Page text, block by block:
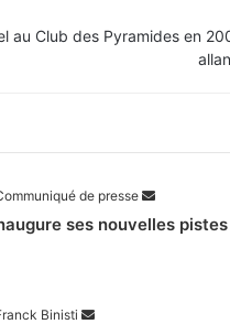
au Club des Pyramides en
de presse
ses nouvelles
Binisti